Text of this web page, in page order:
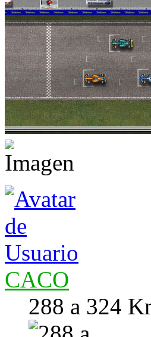
CACO
288 a 324